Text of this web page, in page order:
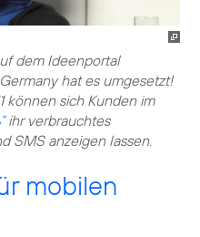
dem Ideenportal
hat es umgesetzt!
können sich Kunden im
“ihr verbrauchtes
SMS anzeigen lassen.
mobilen